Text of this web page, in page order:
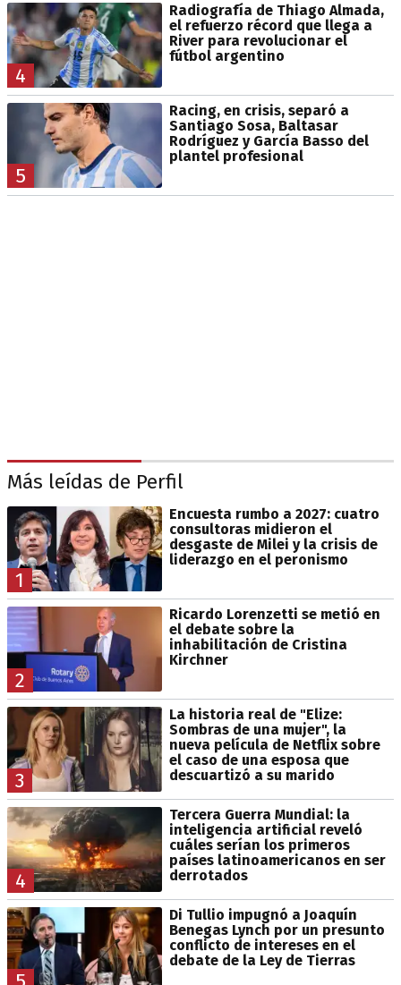
4
Radiografía de Thiago Almada,
el refuerzo récord que llega a
River para revolucionar el
fútbol argentino
5
Racing, en crisis, separó a
Santiago Sosa, Baltasar
Rodríguez y García Basso del
plantel profesional
Más leídas de Perfil
1
Encuesta rumbo a 2027: cuatro
consultoras midieron el
desgaste de Milei y la crisis de
liderazgo en el peronismo
2
Ricardo Lorenzetti se metió en
el debate sobre la
inhabilitación de Cristina
Kirchner
3
La historia real de "Elize:
Sombras de una mujer", la
nueva película de Netflix sobre
el caso de una esposa que
descuartizó a su marido
4
Tercera Guerra Mundial: la
inteligencia artificial reveló
cuáles serían los primeros
países latinoamericanos en ser
derrotados
Di Tullio impugnó a Joaquín
Benegas Lynch por un presunto
conflicto de intereses en el
debate de la Ley de Tierras